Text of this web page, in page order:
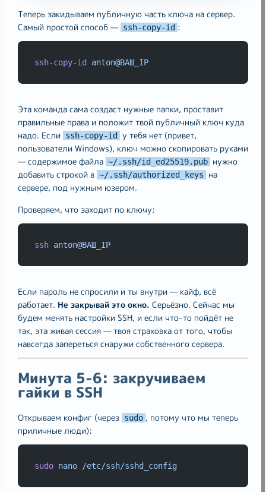
Теперь закидываем публичную часть ключа на сервер.
Самый простой способ — ssh-copy-id :
ssh-copy-id anton@ВАШ_IP
Эта команда сама создаст нужные папки, проставит
правильные права и положит твой публичный ключ куда
надо. Если ssh-copy-id
у тебя нет (привет,
пользователи Windows), ключ можно скопировать руками
— содержимое файла ~/.ssh/id_ed25519.pub нужно
добавить строкой в ~/.ssh/authorized_keys
на
сервере, под нужным юзером.
Проверяем, что заходит по ключу:
ssh anton@ВАШ_IP
Если пароль не спросили и ты внутри — кайф, всё
работает. Не закрывай это окно. Серьёзно. Сейчас мы
будем менять настройки SSH, и если что-то пойдёт не
так, эта живая сессия — твоя страховка от того, чтобы
навсегда запереться снаружи собственного сервера.
Минута 5-6: закручиваем
гайки в SSH
Открываем конфиг (через sudo , потому что мы теперь
приличные люди):
sudo nano /etc/ssh/sshd_config